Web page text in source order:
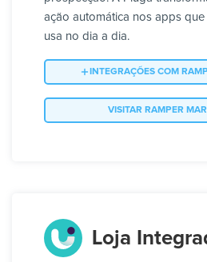
ação automática nos apps
usa no dia a dia.
INTEGRAÇÕES COM
VISITAR RAMPER
Loja